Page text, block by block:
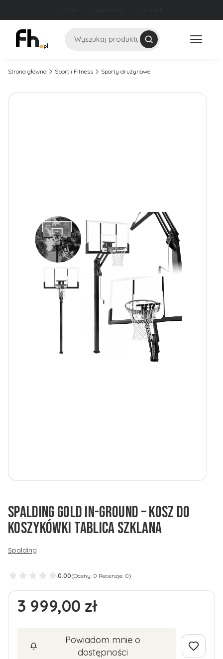
Szukaj
Strona główna Sport i Fitness Sporty drużynowe
SPALDING GOLD IN-GROUND – KOSZ DO
KOSZYKÓWKI TABLICA SZKLANA
Spalding
0.00(Oceny: 0 Recenzje: 0)
Cena
3 999,00 zł
Powiadom mnie o
dostępności